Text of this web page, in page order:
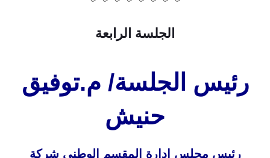
الجلسة الرابعة
رئيس الجلسة/ م.توفيق
حنيش
رئيس مجلس إدارة المقسم الوطني شركة